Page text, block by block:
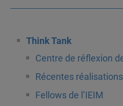
Think Tank
Centre de réflexion
Récentes réalisations
Fellows de l’IEIM